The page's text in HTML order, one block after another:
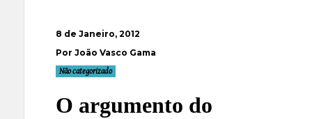
8 de Janeiro, 2012
Por João Vasco Gama
Não categorizado
O argumento do